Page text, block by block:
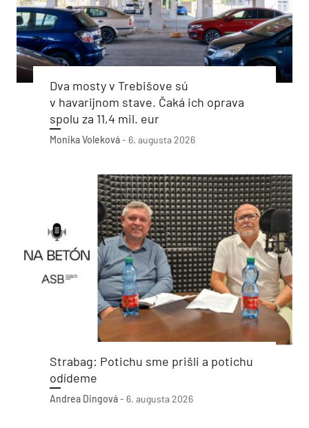
Dva mosty v Trebišove sú
v havarijnom stave. Čaká ich oprava
spolu za 11,4 mil. eur
Monika Voleková- 6. augusta 2026
Strabag: Potichu sme prišli a potichu
odídeme
Andrea Dingová- 6. augusta 2026